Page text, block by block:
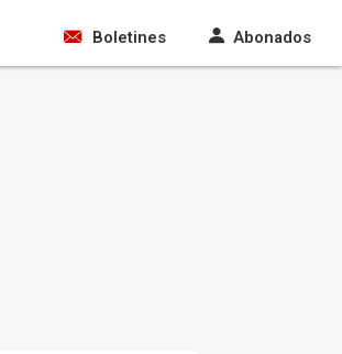
Boletines Abonados